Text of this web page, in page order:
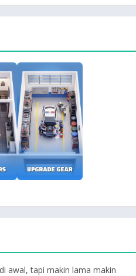
awal, tapi makin lama makin